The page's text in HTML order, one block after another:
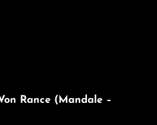
Rance (Mandale –